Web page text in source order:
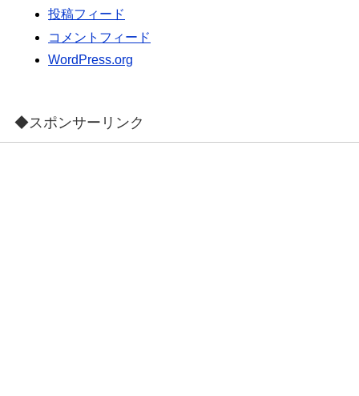
投稿フィード
コメントフィード
WordPress.org
◆スポンサーリンク